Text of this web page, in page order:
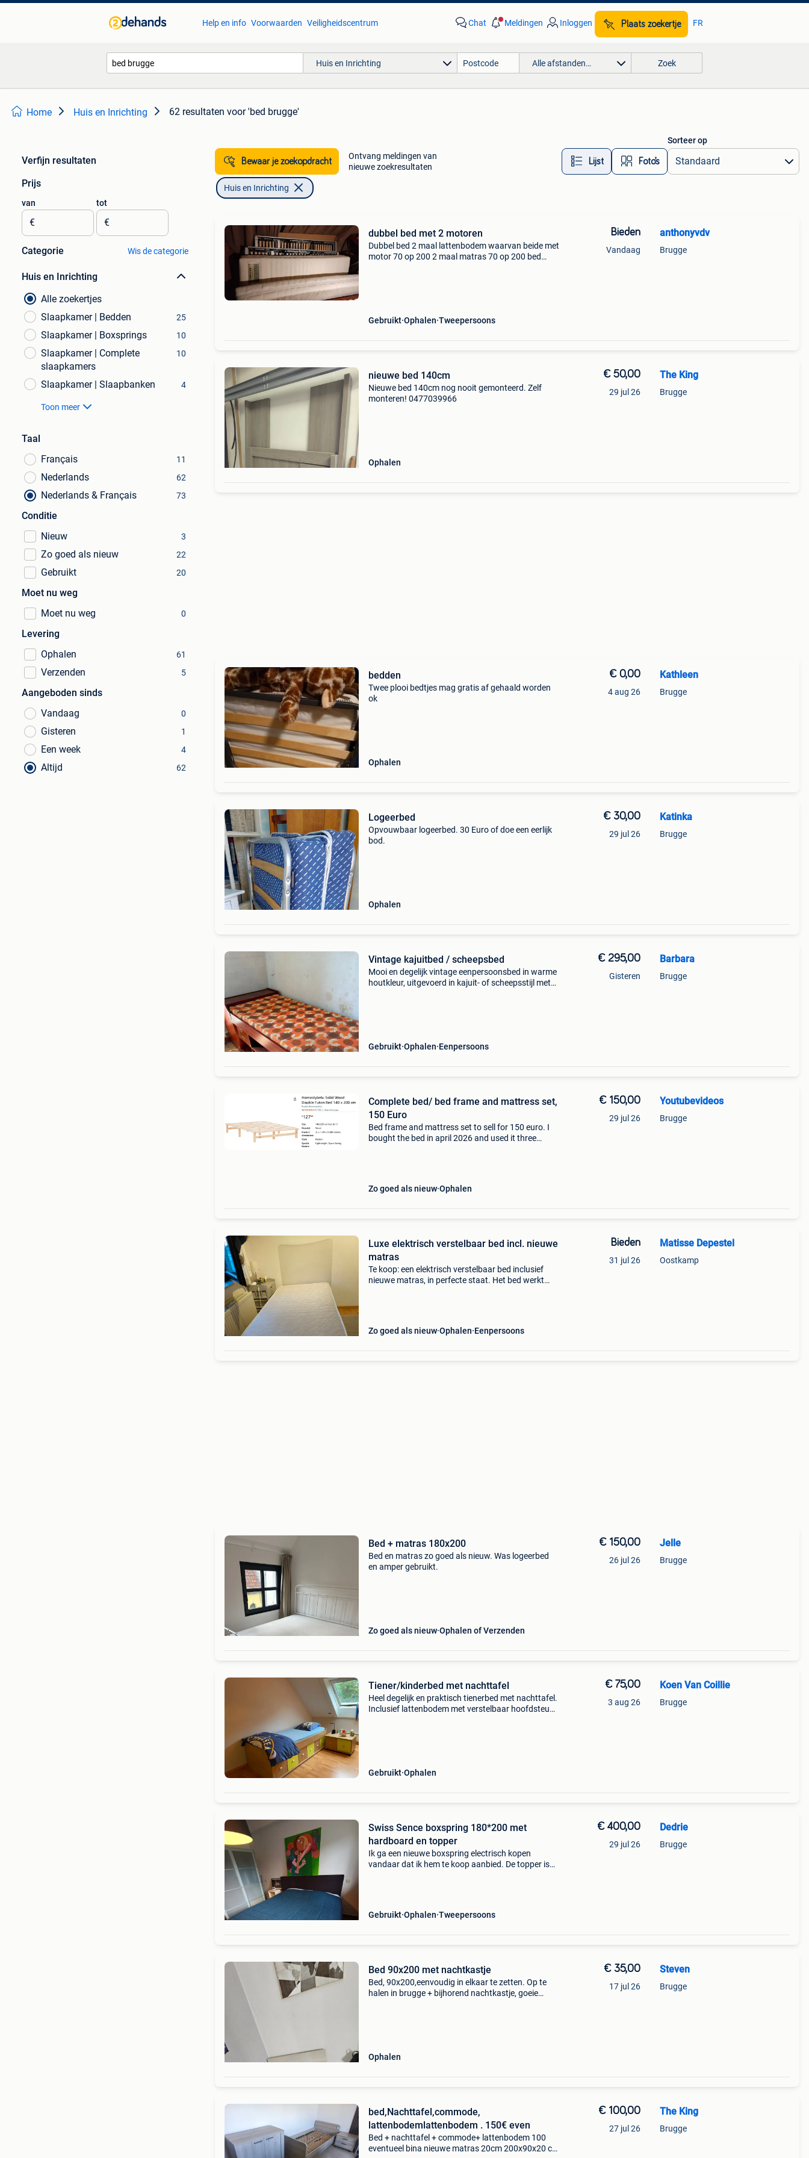
Help en info Voorwaarden Veiligheidscentrum Chat Meldingen Inloggen Plaats zoekertje FR
Huis en Inrichting Alle afstanden… Zoek
Home Huis en Inrichting 62 resultaten voor 'bed brugge'
Verfijn resultaten
Prijs
van
€
tot
€
Categorie Wis de categorie
Huis en Inrichting
Alle zoekertjes
Slaapkamer | Bedden
25
Slaapkamer | Boxsprings 10
Slaapkamer | Complete
slaapkamers
10
Slaapkamer | Slaapbanken 4
Toon meer
Taal
Français
11
Nederlands 62
Nederlands & Français 73
Conditie
Nieuw
3
Zo goed als nieuw 22
Gebruikt 20
Moet nu weg
Moet nu weg
0
Levering
Ophalen
61
Verzenden 5
Aangeboden sinds
Vandaag
0
Gisteren 1
Een week 4
Altijd 62
Bewaar je zoekopdracht
Ontvang meldingen van
nieuwe zoekresultaten
Lijst Foto’s
Sorteer op
Huis en Inrichting
dubbel bed met 2 motoren
Dubbel bed 2 maal lattenbodem waarvan beide met
motor 70 op 200 2 maal matras 70 op 200 bed
Gebruikt Ophalen Tweepersoons
Bieden
Vandaag
anthonyvdv
Brugge
nieuwe bed 140cm
Nieuwe bed 140cm nog nooit gemonteerd. Zelf
monteren! 0477039966
Ophalen
€ 50,00
29 jul 26
The King
Brugge
bedden
Twee plooi bedtjes mag gratis af gehaald worden
ok
Ophalen
€ 0,00
4 aug 26
Kathleen
Brugge
Logeerbed
Opvouwbaar logeerbed. 30 Euro of doe een eerlijk
bod.
Ophalen
€ 30,00
29 jul 26
Katinka
Brugge
Vintage kajuitbed / scheepsbed
Mooi en degelijk vintage eenpersoonsbed in warme
houtkleur, uitgevoerd in kajuit- of scheepsstijl met
Gebruikt Ophalen Eenpersoons
€ 295,00
Gisteren
Barbara
Brugge
Complete bed/ bed frame and mattress set,
150 Euro
Bed frame and mattress set to sell for 150 euro. I
bought the bed in april 2026 and used it three
Zo goed als nieuw Ophalen
€ 150,00
29 jul 26
Youtubevideos
Brugge
Luxe elektrisch verstelbaar bed incl. nieuwe
matras
Te koop: een elektrisch verstelbaar bed inclusief
nieuwe matras, in perfecte staat. Het bed werkt
Zo goed als nieuw Ophalen Eenpersoons
Bieden
31 jul 26
Matisse Depestel
Oostkamp
Bed + matras 180x200
Bed en matras zo goed als nieuw. Was logeerbed
en amper gebruikt.
Zo goed als nieuw Ophalen of Verzenden
€ 150,00
26 jul 26
Jelle
Brugge
Tiener/kinderbed met nachttafel
Heel degelijk en praktisch tienerbed met nachttafel.
Inclusief lattenbodem met verstelbaar hoofdsteun.
Gebruikt Ophalen
€ 75,00
3 aug 26
Koen Van Coillie
Brugge
Swiss Sence boxspring 180*200 met
hardboard en topper
Ik ga een nieuwe boxspring electrisch kopen
vandaar dat ik hem te koop aanbied. De topper is
Gebruikt Ophalen Tweepersoons
€ 400,00
29 jul 26
Dedrie
Brugge
Bed 90x200 met nachtkastje
Bed, 90x200,eenvoudig in elkaar te zetten. Op te
halen in brugge + bijhorend nachtkastje, goeie
Ophalen
€ 35,00
17 jul 26
Steven
Brugge
bed,Nachttafel,commode,
lattenbodemlattenbodem . 150€ even
Bed + nachttafel + commode+ lattenbodem 100
eventueel bina nieuwe matras 20cm 200x90x20 cm
€ 100,00
27 jul 26
The King
Brugge